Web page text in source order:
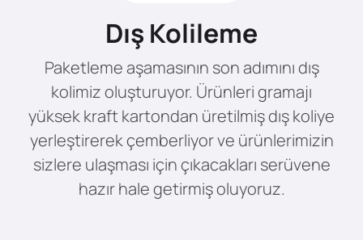
Dış Kolileme
Paketleme aşamasının son adımını dış
kolimiz oluşturuyor. Ürünleri gramajı
yüksek kraft kartondan üretilmiş dış koliye
yerleştirerek çemberliyor ve ürünlerimizin
sizlere ulaşması için çıkacakları serüvene
hazır hale getirmiş oluyoruz.